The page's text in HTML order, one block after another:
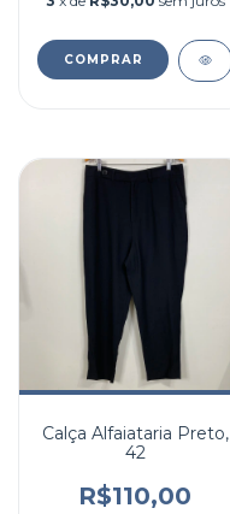
COMPRAR
Calça Alfaiataria Preto,
42
R$110,00